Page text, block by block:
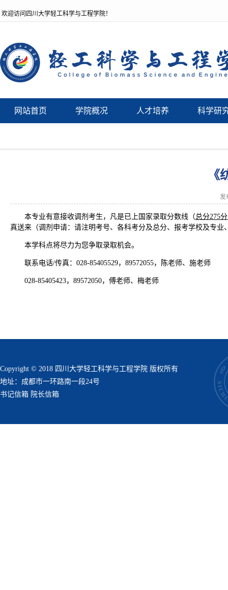
欢迎访问四川大学轻工科学与工程学院！
网站首页 学院概况 人才培养 科学研
发
本专业有意接收调剂考生，凡是已上国家录取分数线（总分275
真送来（调剂申请：请注明考号、各科考分及总分、报考学校及专
本学科点将尽力为您争取录取机会。
联系电话/传真：028-85405529，89572055，陈老师、施老师
028-85405423，89572050，傅老师、梅老师
Copyright © 2018 四川大学轻工科学与工程学院 版权所有
地址：成都市一环路南一段24号
书记信箱 院长信箱